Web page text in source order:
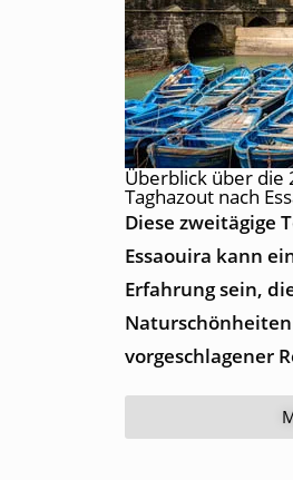
Überblick über die
Taghazout nach
Diese zweitägige
Essaouira kann
Erfahrung sein,
vorgeschlagener